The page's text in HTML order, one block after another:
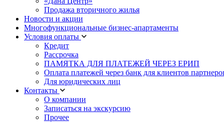
Продажа вторичного жилья
Новости и акции
Многофункциональные бизнес-апартаменты
Условия оплаты
Кредит
Рассрочка
ПАМЯТКА ДЛЯ ПЛАТЕЖЕЙ ЧЕРЕЗ ЕРИП
Оплата платежей через банк для клиентов
Для юридических лиц
Контакты
О компании
Записаться на экскурсию
Прочее